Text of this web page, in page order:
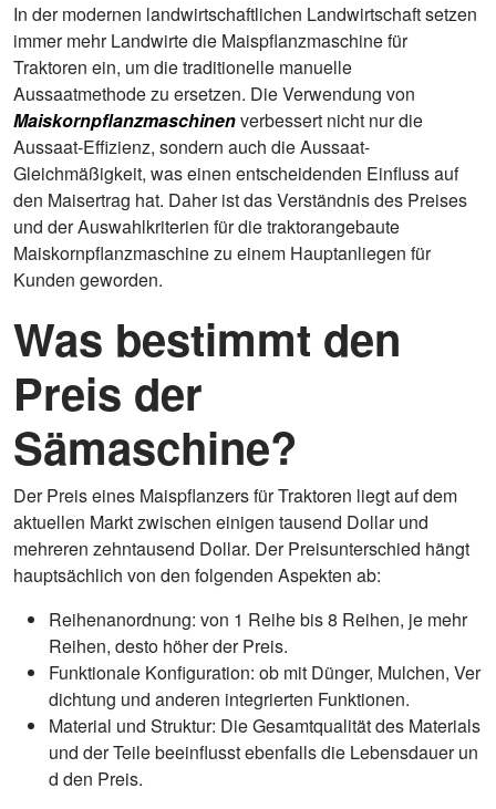
In der modernen landwirtschaftlichen Landwirtschaft setzen
immer mehr Landwirte die Maispflanzmaschine für
Traktoren ein, um die traditionelle manuelle
Aussaatmethode zu ersetzen. Die Verwendung von
Maiskornpflanzmaschinenverbessert nicht nur die
Aussaat-Effizienz, sondern auch die Aussaat-
Gleichmäßigkeit, was einen entscheidenden Einfluss auf
den Maisertrag hat. Daher ist das Verständnis des Preises
und der Auswahlkriterien für die traktorangebaute
Maiskornpflanzmaschine zu einem Hauptanliegen für
Kunden geworden.
Was bestimmt den
Preis der
Sämaschine?
Der Preis eines Maispflanzers für Traktoren liegt auf dem
aktuellen Markt zwischen einigen tausend Dollar und
mehreren zehntausend Dollar. Der Preisunterschied hängt
hauptsächlich von den folgenden Aspekten ab:
Reihenanordnung: von 1 Reihe bis 8 Reihen, je mehr
Reihen, desto höher der Preis.
Funktionale Konfiguration: ob mit Dünger, Mulchen, Ver
dichtung und anderen integrierten Funktionen.
Material und Struktur: Die Gesamtqualität des Materials
und der Teile beeinflusst ebenfalls die Lebensdauer un
d den Preis.